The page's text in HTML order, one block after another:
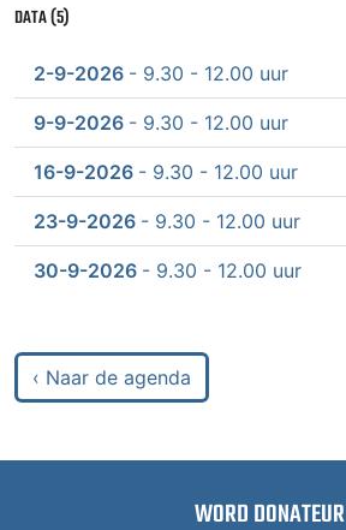
DATA (5)
2-9-2026 - 9.30 - 12.00 uur
9-9-2026 - 9.30 - 12.00 uur
16-9-2026 - 9.30 - 12.00 uur
23-9-2026 - 9.30 - 12.00 uur
30-9-2026 - 9.30 - 12.00 uur
‹ Naar de agenda
WORD DONATEUR